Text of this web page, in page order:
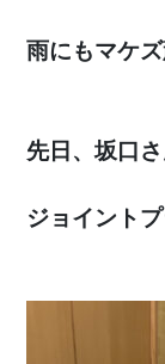
雨にもマケ
先日、坂口
ジョイント